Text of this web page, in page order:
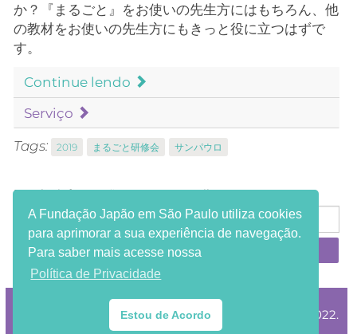
か？『まるごと』をお使いの先生方にはもちろん、他
の教材をお使いの先生方にもきっと役に立つはずで
す。
Continue lendo
Serviço
Tags: 2019 まるごと研修会 サンパウロ
Receba informações em seu e-mail:
®Copyright Fundação Japão em São Paulo 2002-2022.
A Fundação Japão em São Paulo utiliza cookies
para aprimorar a sua experiência de navegação.
Para saber mais acesse nossa
Política de Privacidade
Estou de Acordo